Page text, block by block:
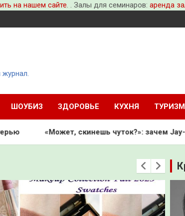
на нашем сайте. . Залы для семинаров: аренда
ШОУБИЗ ЗДОРОВЬЕ КУХНЯ ТУРИЗМ
скинешь чуток?»: зачем Jay-Z и Бейонсе